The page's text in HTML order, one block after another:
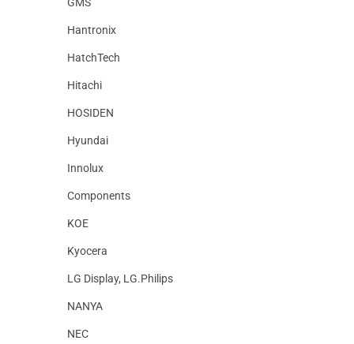
Hantronix
HatchTech
Hitachi
HOSIDEN
Hyundai
Innolux
Components
KOE
Kyocera
LG Display, LG.Philips
NANYA
NEC